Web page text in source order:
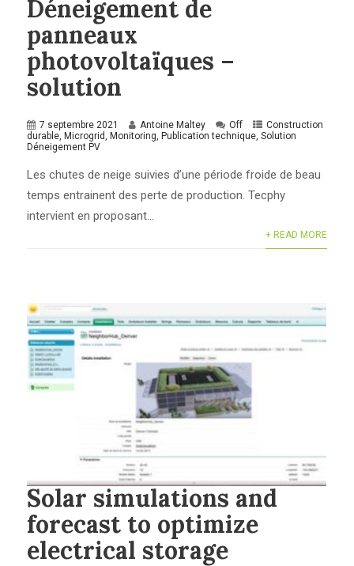
Déneigement de
panneaux
photovoltaïques –
solution
7 septembre 2021 Antoine Maltey Off
Construction
durable,Microgrid,Monitoring,Publication technique,Solution
Déneigement PV
Les chutes de neige suivies d’une période froide de beau
temps entrainent des perte de production. Tecphy
intervient en proposant...
+ READ MORE
Solar simulations and
forecast to optimize
electrical storage